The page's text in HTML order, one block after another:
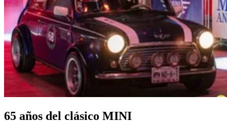
65 años del clásico MINI